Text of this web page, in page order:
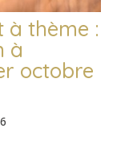
à thème :
à
octobre